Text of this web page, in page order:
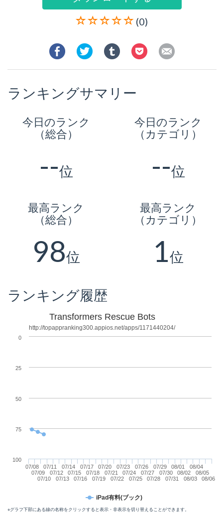
(0)
ランキングサマリー
今日のランク
（総合）
--位
今日のランク
（カテゴリ）
--位
最高ランク
（総合）
98位
最高ランク
（カテゴリ）
1位
ランキング履歴
Transformers Rescue Bots
http://topappranking300.appios.net/apps/1171440204/
iPad有料(ブック)
07/08
07/09
07/10
07/11
07/12
07/13
07/14
07/15
07/16
07/17
07/18
07/19
07/20
07/21
07/22
07/23
07/24
07/25
07/26
07/27
07/28
07/29
07/30
07/31
08/01
08/02
08/03
08/04
08/05
08/06
0
100
25
50
75
※グラフ下部にある線の名称をクリックすると表示・非表示を切り替えることができます。